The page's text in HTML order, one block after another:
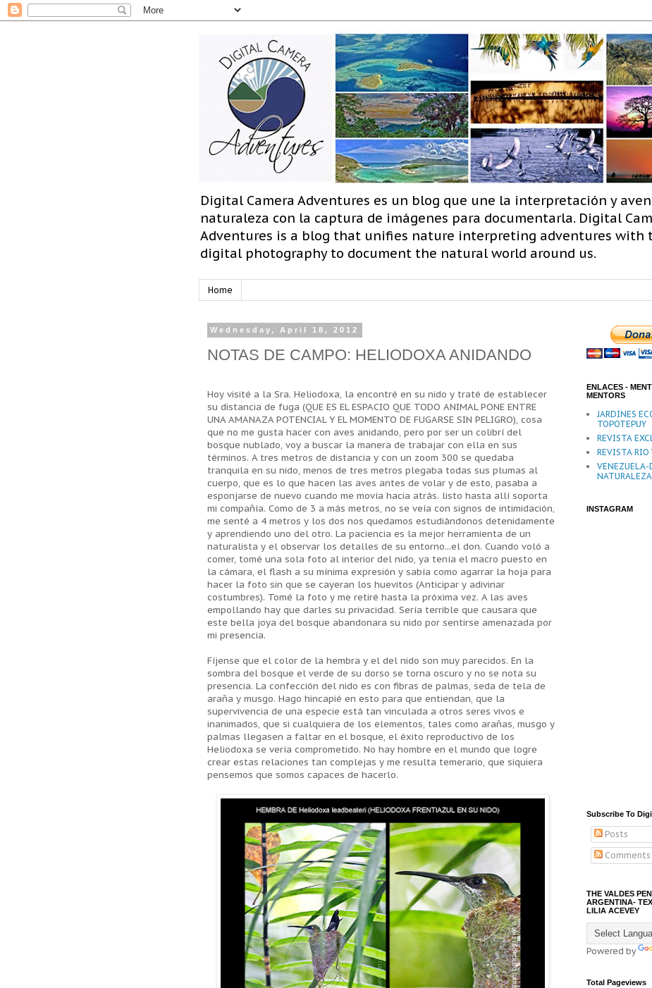
Digital Camera Adventures es un blog que une la interpretación y
naturaleza con la captura de imágenes para documentarla. Digital
Adventures is a blog that unifies nature interpreting adventures with
digital photography to document the natural world around us.
Home
Wednesday, April 18, 2012
NOTAS DE CAMPO: HELIODOXA ANIDANDO
Hoy visité a la Sra. Heliodoxa, la encontré en su nido y traté de establecer
su distancia de fuga (QUE ES EL ESPACIO QUE TODO ANIMAL PONE ENTRE
UNA AMANAZA POTENCIAL Y EL MOMENTO DE FUGARSE SIN PELIGRO), cosa
que no me gusta hacer con aves anidando, pero por ser un colibrí del
bosque nublado, voy a buscar la manera de trabajar con ella en sus
términos. A tres metros de distancia y con un zoom 300 se quedaba
tranquila en su nido, menos de tres metros plegaba todas sus plumas al
cuerpo, que es lo que hacen las aves antes de volar y de esto, pasaba a
esponjarse de nuevo cuando me movía hacia atrás. listo hasta allí soporta
mi compañía. Como de 3 a más metros, no se veía con signos de intimidación,
me senté a 4 metros y los dos nos quedamos estudiándonos detenidamente
y aprendiendo uno del otro. La paciencia es la mejor herramienta de un
naturalista y el observar los detalles de su entorno...el don. Cuando voló a
comer, tomé una sola foto al interior del nido, ya tenía el macro puesto en
la cámara, el flash a su mínima expresión y sabía como agarrar la hoja para
hacer la foto sin que se cayeran los huevitos (Anticipar y adivinar
costumbres). Tomé la foto y me retiré hasta la próxima vez. A las aves
empollando hay que darles su privacidad. Sería terrible que causara que
este bella joya del bosque abandonara su nido por sentirse amenazada por
mi presencia.
Fíjense que el color de la hembra y el del nido son muy parecidos. En la
sombra del bosque el verde de su dorso se torna oscuro y no se nota su
presencia. La confección del nido es con fibras de palmas, seda de tela de
araña y musgo. Hago hincapié en esto para que entiendan, que la
supervivencia de una especie está tan vinculada a otros seres vivos e
inanimados, que si cualquiera de los elementos, tales como arañas, musgo y
palmas llegasen a faltar en el bosque, el éxito reproductivo de los
Heliodoxa se vería comprometido. No hay hombre en el mundo que logre
crear estas relaciones tan complejas y me resulta temerario, que siquiera
pensemos que somos capaces de hacerlo.
ENLACES -
MENTORS
JARDINES
TOPOTEPUY
REVISTA
REVISTA RIO
NATURALEZA
INSTAGRAM
Subscribe To
Posts
Comments
THE VALDES
ARGENTINA-
LILIA ACEVEY
Powered by
Total Pageviews